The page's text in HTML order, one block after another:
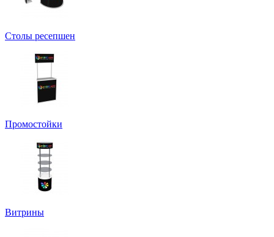
Столы ресепшен
Промостойки
Витрины